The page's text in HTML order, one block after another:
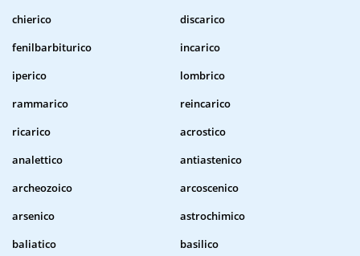
chierico
discarico
fenilbarbiturico
incarico
iperico
lombrico
rammarico
reincarico
ricarico
acrostico
analettico
antiastenico
archeozoico
arcoscenico
arsenico
astrochimico
baliatico
basilico